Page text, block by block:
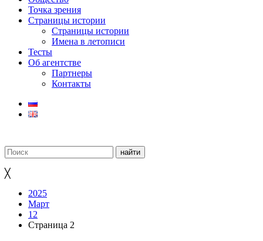
Точка зрения
Страницы истории
Страницы истории
Имена в летописи
Тесты
Об агентстве
Партнеры
Контакты
╳
2025
Март
12
Страница 2